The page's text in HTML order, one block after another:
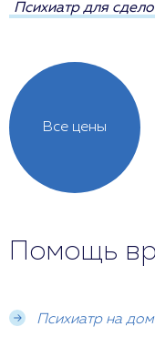
Все цены
Психиатр для
Помощь
Психиатр на дом